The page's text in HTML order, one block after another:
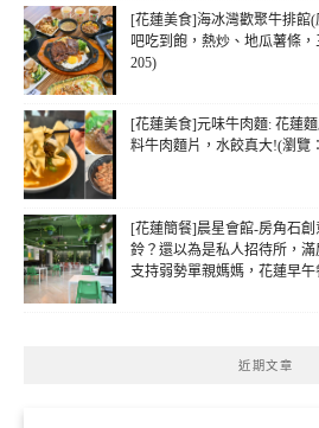
[花蓮美食]海冰灣歡聚牛排館
吧吃到飽，熱炒、地瓜薯條，
205)
[花蓮美食]元味牛肉麵: 花蓮
料牛肉麵片，水餃真大!(瀏覽
[花蓮簡餐]晨星會館-房角石
鈴？還以為是私人招待所，
支持弱勢單親媽媽，花蓮早午
近期文章